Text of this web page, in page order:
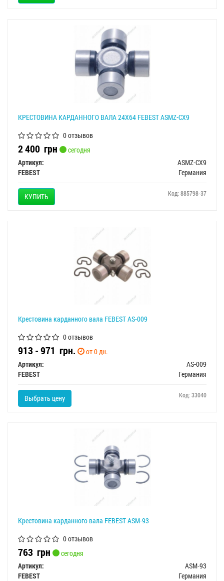
КРЕСТОВИНА КАРДАННОГО ВАЛА 24X64 FEBEST ASMZ-CX9
0 отзывов
2 400 грн
сегодня
Артикул:
ASMZ-CX9
FEBEST
Германия
КУПИТЬ Код: 885798-37
Крестовина карданного вала FEBEST AS-009
0 отзывов
913 - 971 грн.
от 0 дн.
Артикул:
AS-009
FEBEST
Германия
Выбрать цену Код: 33040
Крестовина карданного вала FEBEST ASM-93
0 отзывов
763 грн
сегодня
Артикул:
ASM-93
FEBEST
Германия